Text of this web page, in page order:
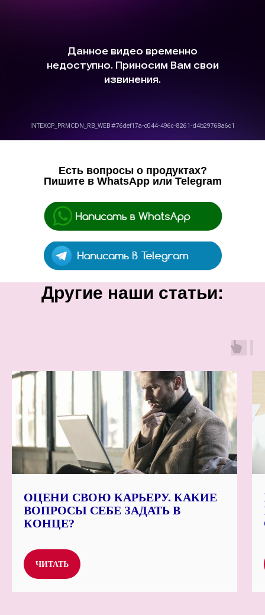
Есть вопросы о продуктах?
Пишите в WhatsApp или Telegram
Другие наши статьи:
ОЦЕНИ СВОЮ КАРЬЕРУ. КАКИЕ
ВОПРОСЫ СЕБЕ ЗАДАТЬ В
КОНЦЕ?
ЧИТАТЬ